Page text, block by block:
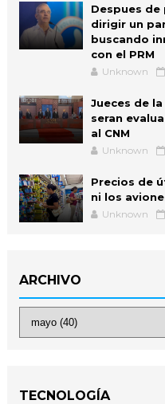
Despues
dirigir un
buscando
con el PRM
Unknown
Jueces de
seran
al CNM
Unknown
Precios de
ni los
Unknown
ARCHIVO
TECNOLOGÍA